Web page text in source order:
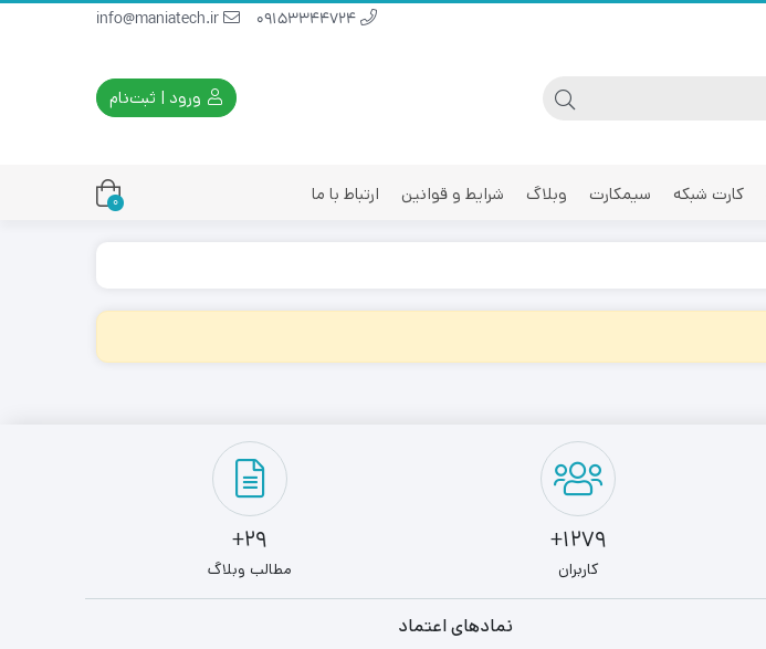
ورود | ثبت‌نام
کارت شبکه سیمکارت وبلاگ شرایط و قوانین ارتباط با ما 0
1279+
کاربران
29+
مطالب وبلاگ
نمادهای اعتماد